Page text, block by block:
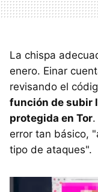
La chispa
enero. Einar
revisando el
función de subir
protegida en Tor
error tan básico,
tipo de ataques".